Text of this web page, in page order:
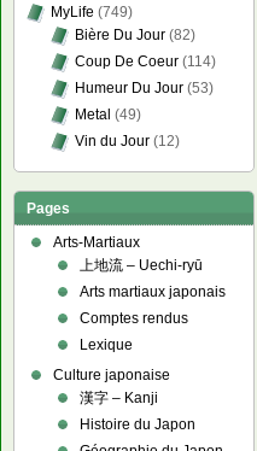
MyLife (749)
Bière Du Jour (82)
Coup De Coeur (114)
Humeur Du Jour (53)
Metal (49)
Vin du Jour (12)
Pages
Arts-Martiaux
上地流 – Uechi-ryū
Arts martiaux japonais
Comptes rendus
Lexique
Culture japonaise
漢字 – Kanji
Histoire du Japon